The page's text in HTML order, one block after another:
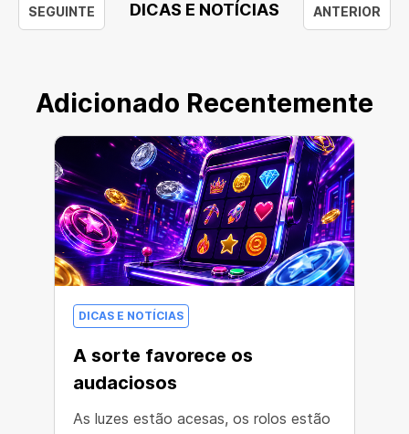
SEGUINTE DICAS E NOTÍCIAS ANTERIOR
Adicionado Recentemente
DICAS E NOTÍCIAS
A sorte favorece os
audaciosos
As luzes estão acesas, os rolos estão